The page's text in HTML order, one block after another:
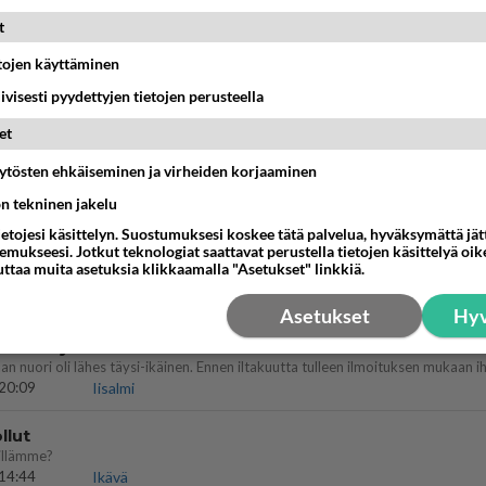
Maailman menoa
Ikävä
Perussuomalaisten
Iisalmi
Ikävä
käyttäminen
pyydettyjen tietojen perusteella
ehkäiseminen ja virheiden korjaaminen
tekninen jakelu
käsittelyn. Suostumuksesi koskee tätä palvelua, hyväksymättä
Jotkut teknologiat saattavat perustella tietojen käsittelyä
muita asetuksia klikkaamalla "Asetukset" linkkiä.
Asetukset